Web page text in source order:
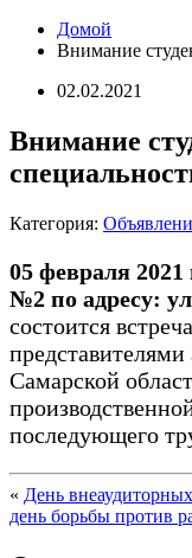
Домой
Внимание
02.02.2021
Внимание
Категория:
05 февраля 2021
№2 по адресу:
состоится
Самарской
последующего
« День
день борьбы против